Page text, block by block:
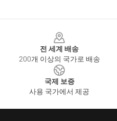
전 세계 배송
200개 이상의 국가로 배송
국제 보증
사용 국가에서 제공